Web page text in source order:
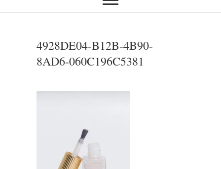
4928DE04-B12B-4B90-
8AD6-060C196C5381